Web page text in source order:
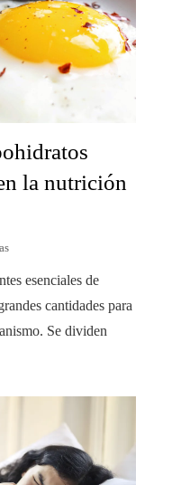
la nutrición
esenciales de
cantidades para
Se dividen